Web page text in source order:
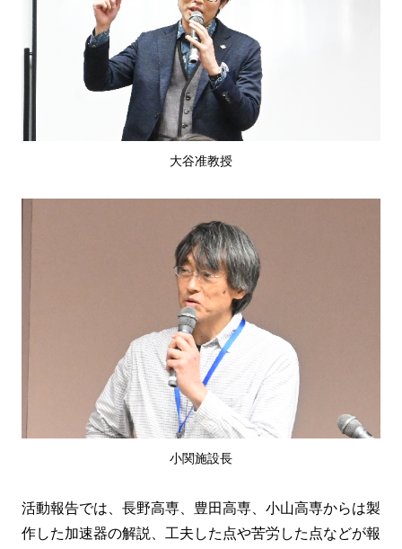
大谷准教授
小関施設長
活動報告では、長野高専、豊田高専、小山高専からは製
作した加速器の解説、工夫した点や苦労した点などが報